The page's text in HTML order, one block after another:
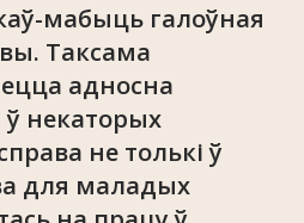
мабыць галоўная
Таксама
адносна
ў некаторых
не толькі ў
для маладых